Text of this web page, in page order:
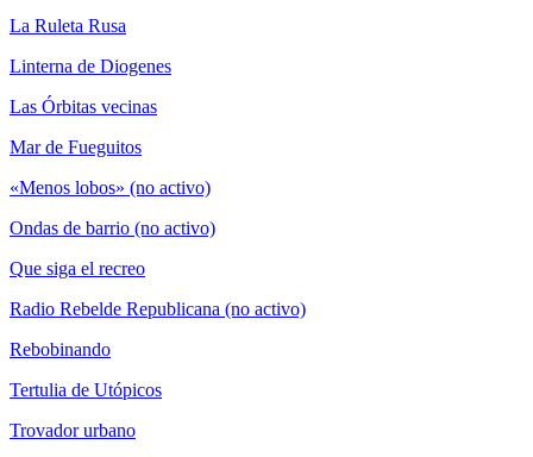
La Ruleta Rusa
Linterna de Diogenes
Las Órbitas vecinas
Mar de Fueguitos
«Menos lobos» (no activo)
Ondas de barrio (no activo)
Que siga el recreo
Radio Rebelde Republicana (no activo)
Rebobinando
Tertulia de Utópicos
Trovador urbano